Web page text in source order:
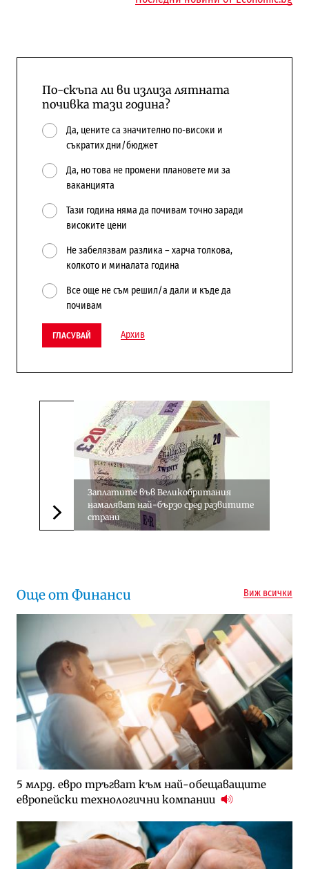
По-скъпа ли ви излиза лятната
почивка тази година?
Да, цените са значително по-високи и
съкратих дни/бюджет
Да, но това не промени плановете ми за
ваканцията
Тази година няма да почивам точно заради
високите цени
Не забелязвам разлика – харча толкова,
колкото и миналата година
Все още не съм решил/а дали и къде да
почивам
ГЛАСУВАЙ Архив
Следваща новина
Заплатите във Великобритания
намаляват най-бързо сред развитите
страни
Още от Финанси Виж всички
5 млрд. евро тръгват към най-обещаващите
европейски технологични компании